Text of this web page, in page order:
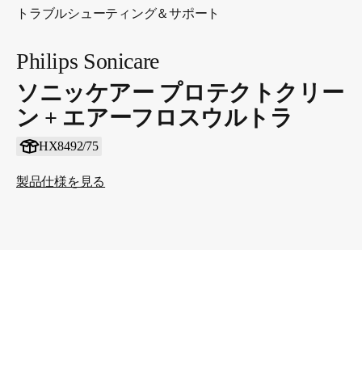
トラブルシューティング＆サポート
Philips Sonicare
ソニッケアー プロテクトクリー
ン + エアーフロスウルトラ
HX8492/75
製品仕様を見る